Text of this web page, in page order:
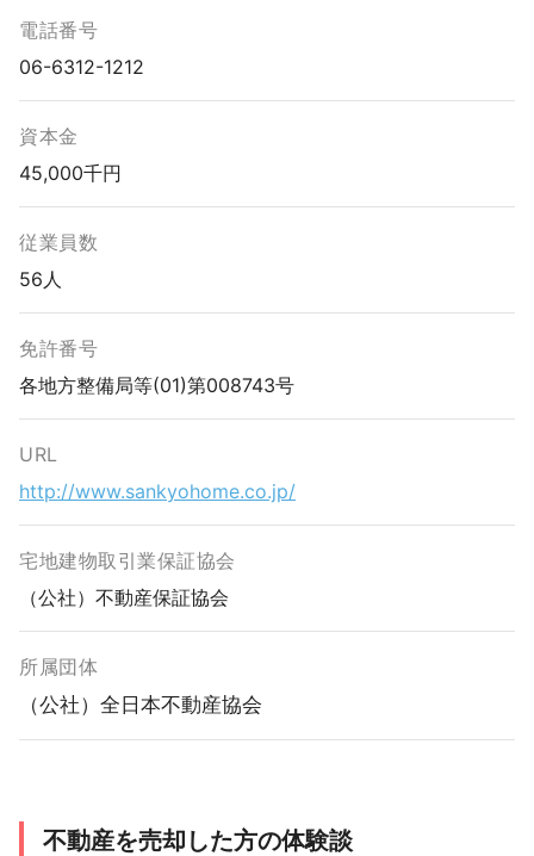
電話番号
06-6312-1212
資本金
45,000千円
従業員数
56人
免許番号
各地方整備局等(01)第008743号
URL
http://www.sankyohome.co.jp/
宅地建物取引業保証協会
（公社）不動産保証協会
所属団体
（公社）全日本不動産協会
不動産を売却した方の体験談